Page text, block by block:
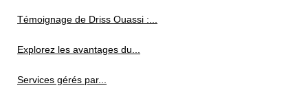
Témoignage de Driss Ouassi :...
Explorez les avantages du...
Services gérés par...